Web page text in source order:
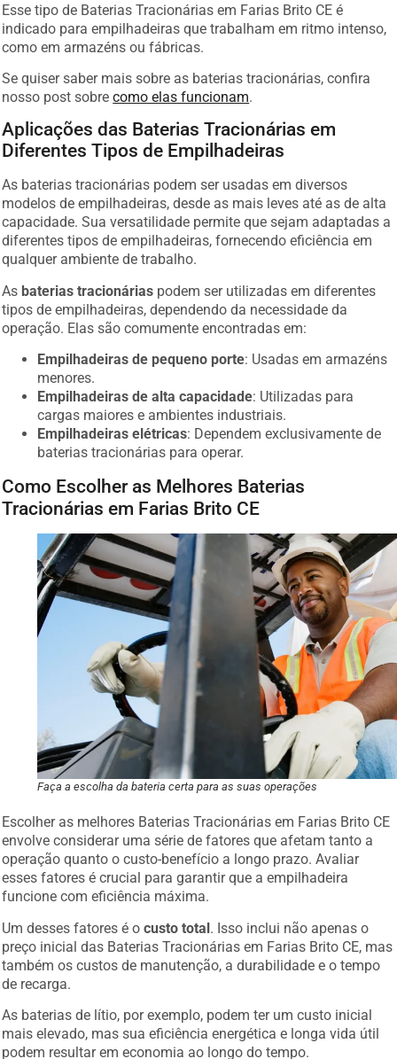
Esse tipo de Baterias Tracionárias em Farias Brito CE é
indicado para empilhadeiras que trabalham em ritmo intenso,
como em armazéns ou fábricas.
Se quiser saber mais sobre as baterias tracionárias, confira
nosso post sobrecomo elas funcionam.
Aplicações das Baterias Tracionárias em
Diferentes Tipos de Empilhadeiras
As baterias tracionárias podem ser usadas em diversos
modelos de empilhadeiras, desde as mais leves até as de alta
capacidade. Sua versatilidade permite que sejam adaptadas a
diferentes tipos de empilhadeiras, fornecendo eficiência em
qualquer ambiente de trabalho.
As baterias tracionárias podem ser utilizadas em diferentes
tipos de empilhadeiras, dependendo da necessidade da
operação. Elas são comumente encontradas em:
Empilhadeiras de pequeno porte: Usadas em armazéns
menores.
Empilhadeiras de alta capacidade: Utilizadas para
cargas maiores e ambientes industriais.
Empilhadeiras elétricas: Dependem exclusivamente de
baterias tracionárias para operar.
Como Escolher as Melhores Baterias
Tracionárias em Farias Brito CE
Faça a escolha da bateria certa para as suas operações
Escolher as melhores Baterias Tracionárias em Farias Brito CE
envolve considerar uma série de fatores que afetam tanto a
operação quanto o custo-benefício a longo prazo. Avaliar
esses fatores é crucial para garantir que a empilhadeira
funcione com eficiência máxima.
Um desses fatores é ocusto total. Isso inclui não apenas o
preço inicial das Baterias Tracionárias em Farias Brito CE, mas
também os custos de manutenção, a durabilidade e o tempo
de recarga.
As baterias de lítio, por exemplo, podem ter um custo inicial
mais elevado, mas sua eficiência energética e longa vida útil
podem resultar em economia ao longo do tempo.